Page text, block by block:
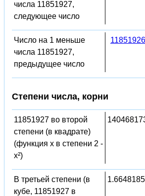
числа 11851927,
следующее число
Число на 1 меньше
числа 11851927,
предыдущее число
11851926
Степени числа, корни
11851927 во второй
степени (в квадрате)
(функция x в степени 2 -
x²)
В третьей степени (в
кубе, 11851927 в